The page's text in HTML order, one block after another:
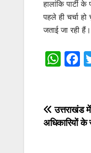
हालांकि
पहले ही चर्चा
जताई जा रही हैं।
W
s
A
F
e
b
Post
उत्तराखंड
अधिकारियों के